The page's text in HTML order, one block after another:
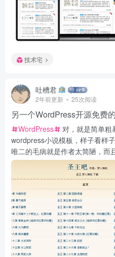
技术宅
吐槽君
2年前更新 25次阅读
另一个WordPress开源免费
WordPress
对，就是简单粗
wordpress小说模板，样子看样子
唯二的毛病就是作者太简陋，而